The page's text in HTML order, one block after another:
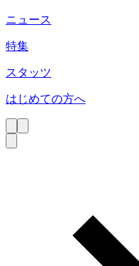
ニュース
特集
スタッツ
はじめての方へ